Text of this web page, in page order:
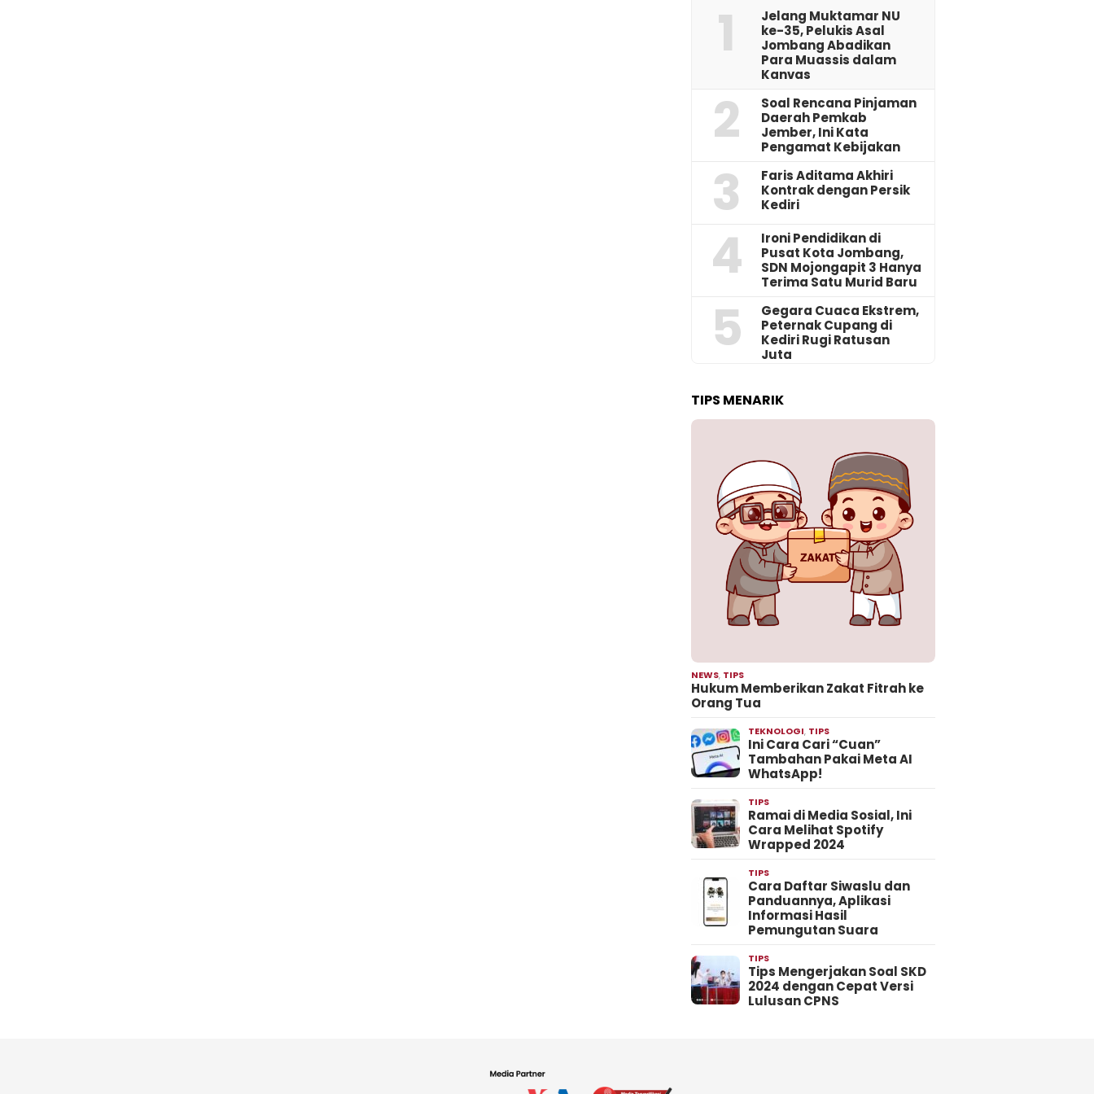
1
Jelang Muktamar NU
ke-35, Pelukis Asal
Jombang Abadikan
Para Muassis dalam
Kanvas
2
‎Soal Rencana Pinjaman
Daerah Pemkab
Jember, Ini Kata
Pengamat Kebijakan ‎
3
Faris Aditama Akhiri
Kontrak dengan Persik
Kediri
4
Ironi Pendidikan di
Pusat Kota Jombang,
SDN Mojongapit 3 Hanya
Terima Satu Murid Baru
5
‎Gegara Cuaca Ekstrem,
Peternak Cupang di
Kediri Rugi Ratusan
Juta
TIPS MENARIK
NEWS, TIPS
Hukum Memberikan Zakat Fitrah ke
Orang Tua
TEKNOLOGI, TIPS
Ini Cara Cari “Cuan”
Tambahan Pakai Meta AI
WhatsApp!
TIPS
Ramai di Media Sosial, Ini
Cara Melihat Spotify
Wrapped 2024
TIPS
Cara Daftar Siwaslu dan
Panduannya, Aplikasi
Informasi Hasil
Pemungutan Suara
TIPS
Tips Mengerjakan Soal SKD
2024 dengan Cepat Versi
Lulusan CPNS